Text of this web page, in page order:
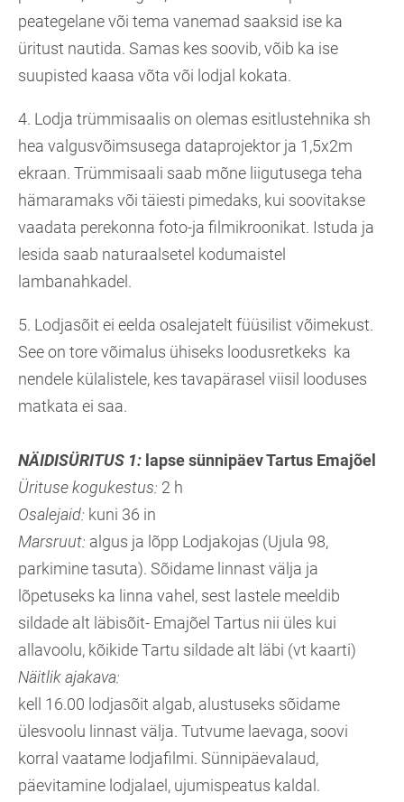
peategelane või tema vanemad saaksid ise ka
üritust nautida. Samas kes soovib, võib ka ise
suupisted kaasa võta või lodjal kokata.
4. Lodja trümmisaalis on olemas esitlustehnika sh
hea valgusvõimsusega dataprojektor ja 1,5x2m
ekraan. Trümmisaali saab mõne liigutusega teha
hämaramaks või täiesti pimedaks, kui soovitakse
vaadata perekonna foto-ja filmikroonikat. Istuda ja
lesida saab naturaalsetel kodumaistel
lambanahkadel.
5. Lodjasõit ei eelda osalejatelt füüsilist võimekust.
See on tore võimalus ühiseks loodusretkeks ka
nendele külalistele, kes tavapärasel viisil looduses
matkata ei saa.
NÄIDISÜRITUS 1: lapse sünnipäev Tartus Emajõel
Ürituse kogukestus: 2 h
Osalejaid: kuni 36 in
Marsruut: algus ja lõpp Lodjakojas (Ujula 98,
parkimine tasuta). Sõidame linnast välja ja
lõpetuseks ka linna vahel, sest lastele meeldib
sildade alt läbisõit- Emajõel Tartus nii üles kui
allavoolu, kõikide Tartu sildade alt läbi (vt kaarti)
Näitlik ajakava:
kell 16.00 lodjasõit algab, alustuseks sõidame
ülesvoolu linnast välja. Tutvume laevaga, soovi
korral vaatame lodjafilmi. Sünnipäevalaud,
päevitamine lodjalael, ujumispeatus kaldal.